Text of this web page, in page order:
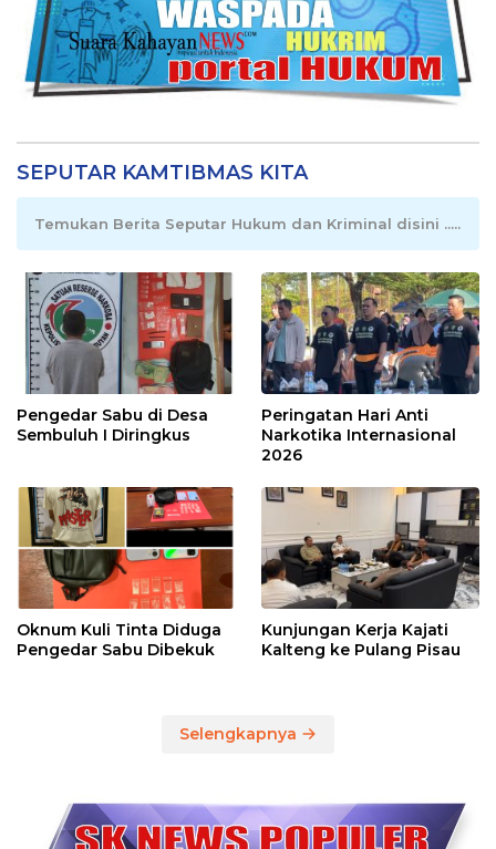
SEPUTAR KAMTIBMAS KITA
Temukan Berita Seputar Hukum dan Kriminal disini .....
Pengedar Sabu di Desa
Sembuluh I Diringkus
Peringatan Hari Anti
Narkotika Internasional
2026
Oknum Kuli Tinta Diduga
Pengedar Sabu Dibekuk
Kunjungan Kerja Kajati
Kalteng ke Pulang Pisau
Selengkapnya